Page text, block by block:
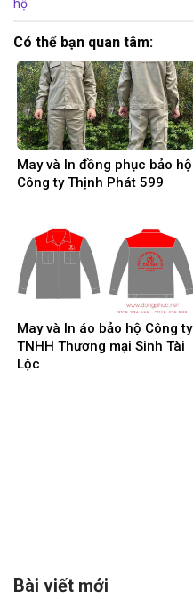
hộ
Có thể bạn quan tâm:
May và In đồng phục bảo hộ
Công ty Thịnh Phát 599
May và In áo bảo hộ Công ty
TNHH Thương mại Sinh Tài
Lộc
Bài viết mới